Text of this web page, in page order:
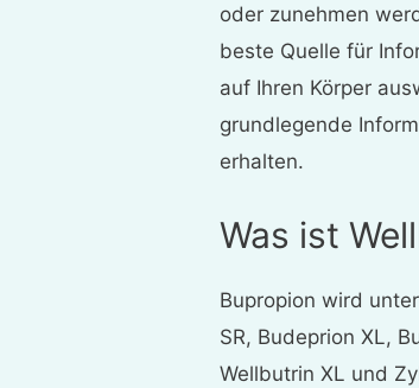
oder zunehmen
beste Quelle für
auf Ihren Körper
grundlegende
erhalten.
Was ist
Bupropion wird
SR, Budeprion XL,
Wellbutrin XL und